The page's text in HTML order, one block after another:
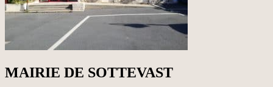
MAIRIE DE SOTTEVAST